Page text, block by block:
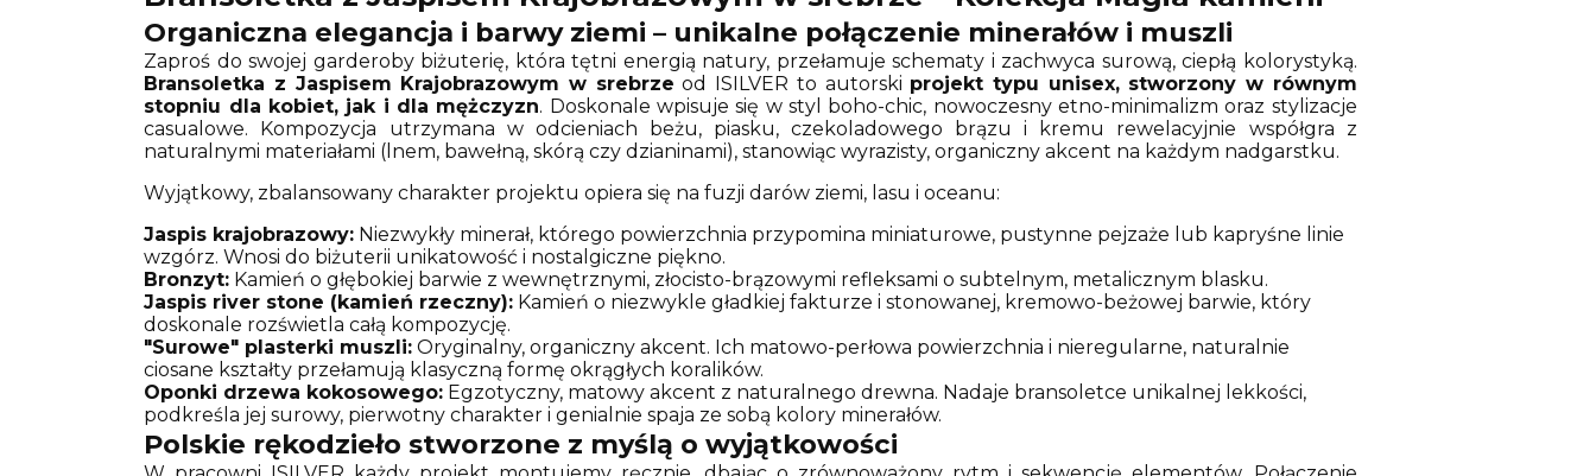
Organiczna elegancja i barwy ziemi – unikalne połączenie minerałów i muszli
Zaproś do swojej garderoby biżuterię, która tętni energią natury, przełamuje schematy i zachwyca surową, ciepłą kolorystyką.
Bransoletka z Jaspisem Krajobrazowym w srebrze od ISILVER to autorski projekt typu unisex, stworzony w równym
stopniu dla kobiet, jak i dla mężczyzn. Doskonale wpisuje się w styl boho-chic, nowoczesny etno-minimalizm oraz stylizacje
casualowe. Kompozycja utrzymana w odcieniach beżu, piasku, czekoladowego brązu i kremu rewelacyjnie współgra z
naturalnymi materiałami (lnem, bawełną, skórą czy dzianinami), stanowiąc wyrazisty, organiczny akcent na każdym nadgarstku.
Wyjątkowy, zbalansowany charakter projektu opiera się na fuzji darów ziemi, lasu i oceanu:
Jaspis krajobrazowy: Niezwykły minerał, którego powierzchnia przypomina miniaturowe, pustynne pejzaże lub kapryśne linie
wzgórz. Wnosi do biżuterii unikatowość i nostalgiczne piękno.
Bronzyt: Kamień o głębokiej barwie z wewnętrznymi, złocisto-brązowymi refleksami o subtelnym, metalicznym blasku.
Jaspis river stone (kamień rzeczny): Kamień o niezwykle gładkiej fakturze i stonowanej, kremowo-beżowej barwie, który
doskonale rozświetla całą kompozycję.
"Surowe" plasterki muszli: Oryginalny, organiczny akcent. Ich matowo-perłowa powierzchnia i nieregularne, naturalnie
ciosane kształty przełamują klasyczną formę okrągłych koralików.
Oponki drzewa kokosowego: Egzotyczny, matowy akcent z naturalnego drewna. Nadaje bransoletce unikalnej lekkości,
podkreśla jej surowy, pierwotny charakter i genialnie spaja ze sobą kolory minerałów.
Polskie rękodzieło stworzone z myślą o wyjątkowości